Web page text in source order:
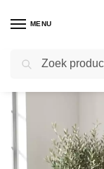
MENU
Home Herenmode /